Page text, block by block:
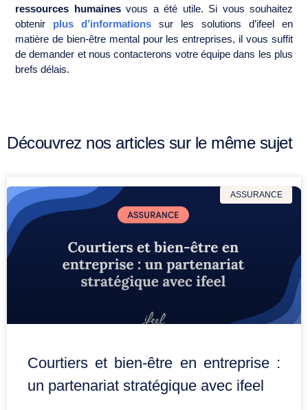
ressources humainesvous a été utile. Si vous souhaitez
obtenir plus d’informations sur les solutions d’ifeel en
matière de bien-être mental pour les entreprises, il vous suffit
de demander et nous contacterons votre équipe dans les plus
brefs délais.
Découvrez nos articles sur le même sujet
ASSURANCE
Courtiers et bien-être en entreprise :
un partenariat stratégique avec ifeel